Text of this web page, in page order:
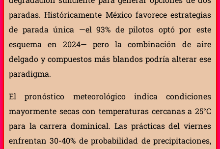
paradas. Históricamente México favorece estrategias
de parada única —el 93% de pilotos optó por este
esquema en 2024— pero la combinación de aire
delgado y compuestos más blandos podría alterar ese
paradigma.
El pronóstico meteorológico indica condiciones
mayormente secas con temperaturas cercanas a 25°C
para la carrera dominical. Las prácticas del viernes
enfrentan 30-40% de probabilidad de precipitaciones,